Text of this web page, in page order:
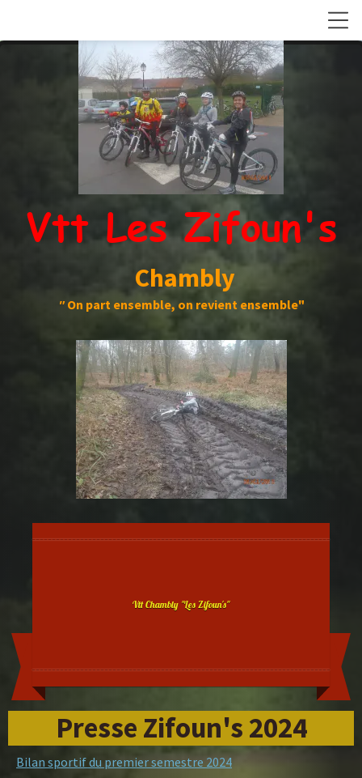
Vtt Les Zifoun's
Chambly
" On part ensemble, on revient ensemble"
Vtt Chambly "Les Zifoun's"
Presse Zifoun's 2024
Bilan sportif du premier semestre 2024